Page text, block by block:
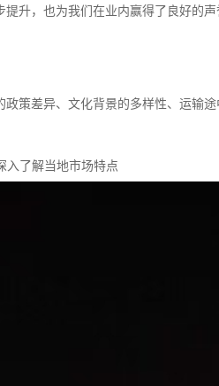
升，也为我们在业内赢得了良好的声
策差异、文化背景的多样性、运输途
入了解当地市场特点